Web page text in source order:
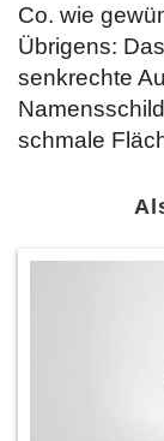
Co. wie
Übrigens:
senkrechte
schmale